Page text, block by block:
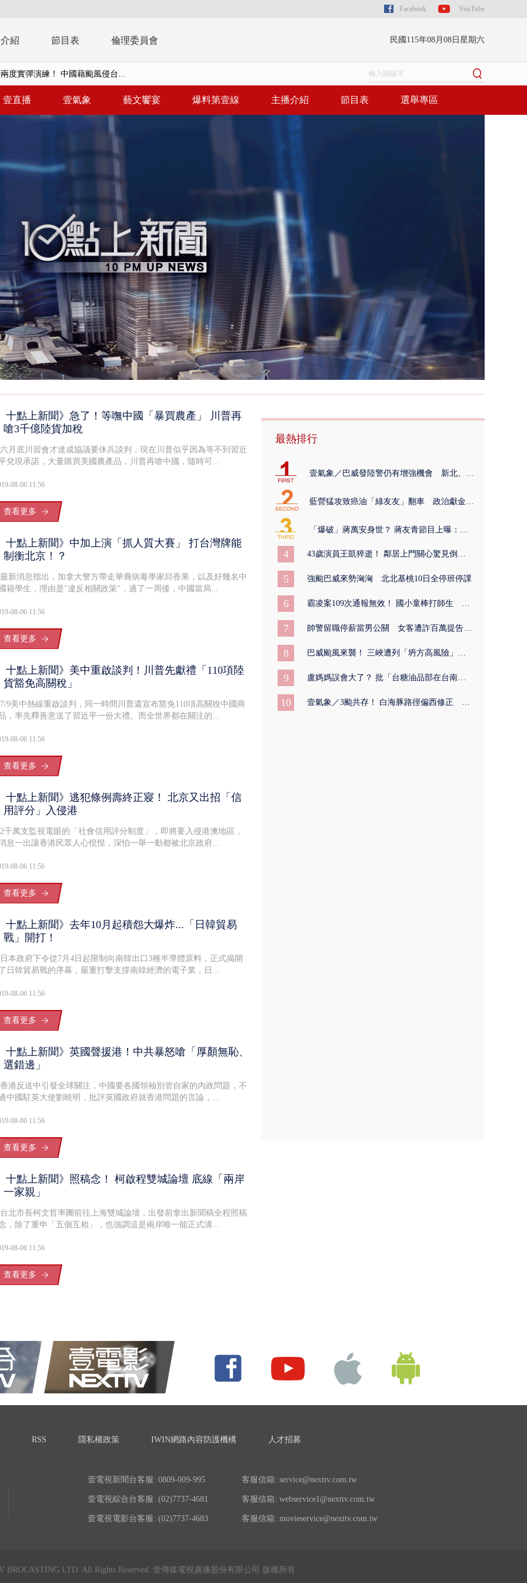
Facebook YouTube
紹 節目表 倫理委員會 民國115年08月08日星期六
度實彈演練！ 中國藉颱風侵台...
流發威！ 陽明山遊客雨傘「被...
台灣不是國家」轟綠街頭混混？...
】慈濟遭詐10.6億未提告 網友...
撞車拒檢「油門一催」警察狂...
天 海軍近岸防禦演練 賴總統...
疫苗轟中央 謝金河：顛倒黑白...
原神速 拄拐杖後竟能蹦蹦跳跳
壹直播 壹氣象 藝文饗宴 爆料第壹線 主播介紹 節目表 選舉專區
十點上新聞》急了！等嘸中國「暴買農產」 川普再
嗆3千億陸貨加稅
六月底川習會才達成協議要休兵談判，現在川普似乎因為等不到習近
兌現承諾，大量購買美國農產品，川普再嗆中國，隨時可...
08-06 11:56
查看更多
十點上新聞》中加上演「抓人質大賽」 打台灣牌能
制衡北京！？
最新消息指出，加拿大警方帶走華裔病毒學家邱香果，以及好幾名中
籍學生，理由是"違反相關政策"，過了一周後，中國當局...
08-06 11:56
查看更多
十點上新聞》美中重啟談判！川普先獻禮「110項陸
貨豁免高關稅」
7/9美中熱線重啟談判，同一時間川普還宣布豁免110項高關稅中國商
，率先釋善意送了習近平一份大禮。而全世界都在關注的...
08-06 11:56
查看更多
十點上新聞》逃犯條例壽終正寢！ 北京又出招「信
用評分」入侵港
2千萬支監視電眼的「社會信用評分制度」，即將要入侵港澳地區，
息一出讓香港民眾人心惶惶，深怕一舉一動都被北京政府...
08-06 11:56
查看更多
十點上新聞》去年10月起積怨大爆炸...「日韓貿易
戰」開打！
日本政府下令從7月4日起限制向南韓出口3種半導體原料，正式揭開
日韓貿易戰的序幕，嚴重打擊支撐南韓經濟的電子業，日...
08-06 11:56
查看更多
十點上新聞》英國聲援港！中共暴怒嗆「厚顏無恥、
選錯邊」
香港反送中引發全球關注，中國要各國領袖別管自家的內政問題，不
中國駐英大使劉曉明，批評英國政府就香港問題的言論，...
08-06 11:56
查看更多
十點上新聞》照稿念！ 柯啟程雙城論壇 底線「兩岸
一家親」
台北市長柯文哲率團前往上海雙城論壇，出發前拿出新聞稿全程照稿
，除了重申「五個互相」，也強調這是兩岸唯一能正式溝...
08-06 11:56
查看更多
最熱排行
壹氣象／巴威發陸警仍有增強機會 新北、宜...
藍營猛攻致癌油「綠友友」翻車 政治獻金紀...
「爆破」蔣萬安身世？ 蔣友青節目上曝：他...
4 43歲演員王凱猝逝！ 鄰居上門關心驚見倒臥...
5 強颱巴威來勢洶洶 北北基桃10日全停班停課
6 霸凌案109次通報無效！ 國小童棒打師生 家...
7 帥警留職停薪當男公關 女客遭詐百萬提告、...
8 巴威颱風來襲！ 三峽遭列「坍方高風險」區...
9 盧媽媽誤會大了？ 批「台糖油品部在台南」...
10 壹氣象／3颱共存！ 白海豚路徑偏西修正 影...
RSS 隱私權政策 IWIN網路內容防護機構 人才招募
壹電視新聞台客服: 0809-009-995 客服信箱: service@nexttv.com.tw
壹電視綜合台客服: (02)7737-4681 客服信箱: webservice1@nexttv.com.tw
壹電視電影台客服: (02)7737-4683 客服信箱: movieservice@nexttv.com.tw
BROCASTING LTD. All Rights Reserved. 壹傳媒電視廣播股份有限公司 版權所有